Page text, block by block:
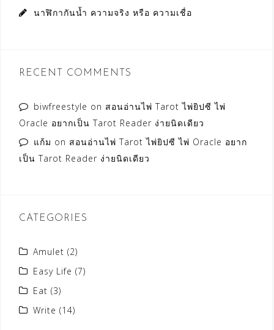
นาฬิกากันน้ำ ความจริง หรือ ความเชื่อ
RECENT COMMENTS
biwfreestyle on สอนอ่านไพ่ Tarot ไพ่ยิปซี ไพ่
Oracle อยากเป็น Tarot Reader ง่ายนิดเดียว
แก้ม on สอนอ่านไพ่ Tarot ไพ่ยิปซี ไพ่ Oracle อยาก
เป็น Tarot Reader ง่ายนิดเดียว
CATEGORIES
Amulet (2)
Easy Life (7)
Eat (3)
Write (14)